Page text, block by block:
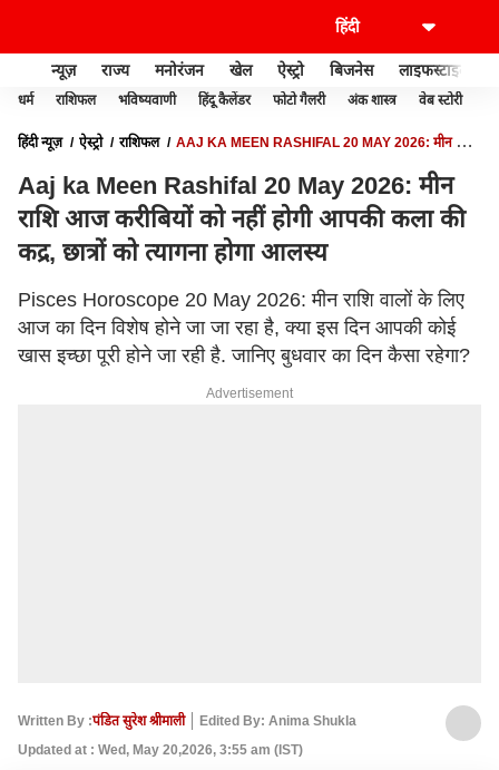
न्यूज़ राज्य मनोरंजन खेल ऐस्ट्रो बिजनेस लाइफस्टाइल
धर्म राशिफल भविष्यवाणी हिंदू कैलेंडर फोटो गैलरी अंक शास्त्र वेब स्टोरी
हिंदी न्यूज़ ऐस्ट्रो राशिफल
AAJ KA MEEN RASHIFAL 20 MAY 2026: मीन राशि
Aaj ka Meen Rashifal 20 May 2026: मीन
राशि आज करीबियों को नहीं होगी आपकी कला की
कद्र, छात्रों को त्यागना होगा आलस्य
Pisces Horoscope 20 May 2026: मीन राशि वालों के लिए
आज का दिन विशेष होने जा जा रहा है, क्या इस दिन आपकी कोई
खास इच्छा पूरी होने जा रही है. जानिए बुधवार का दिन कैसा रहेगा?
Advertisement
Written By :पंडित सुरेश श्रीमाली
Edited By: Anima Shukla
Updated at : Wed, May 20,2026, 3:55 am (IST)